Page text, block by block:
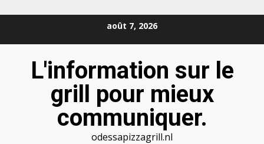
août 7, 2026
L'information sur le
grill pour mieux
communiquer.
odessapizzagrill.nl